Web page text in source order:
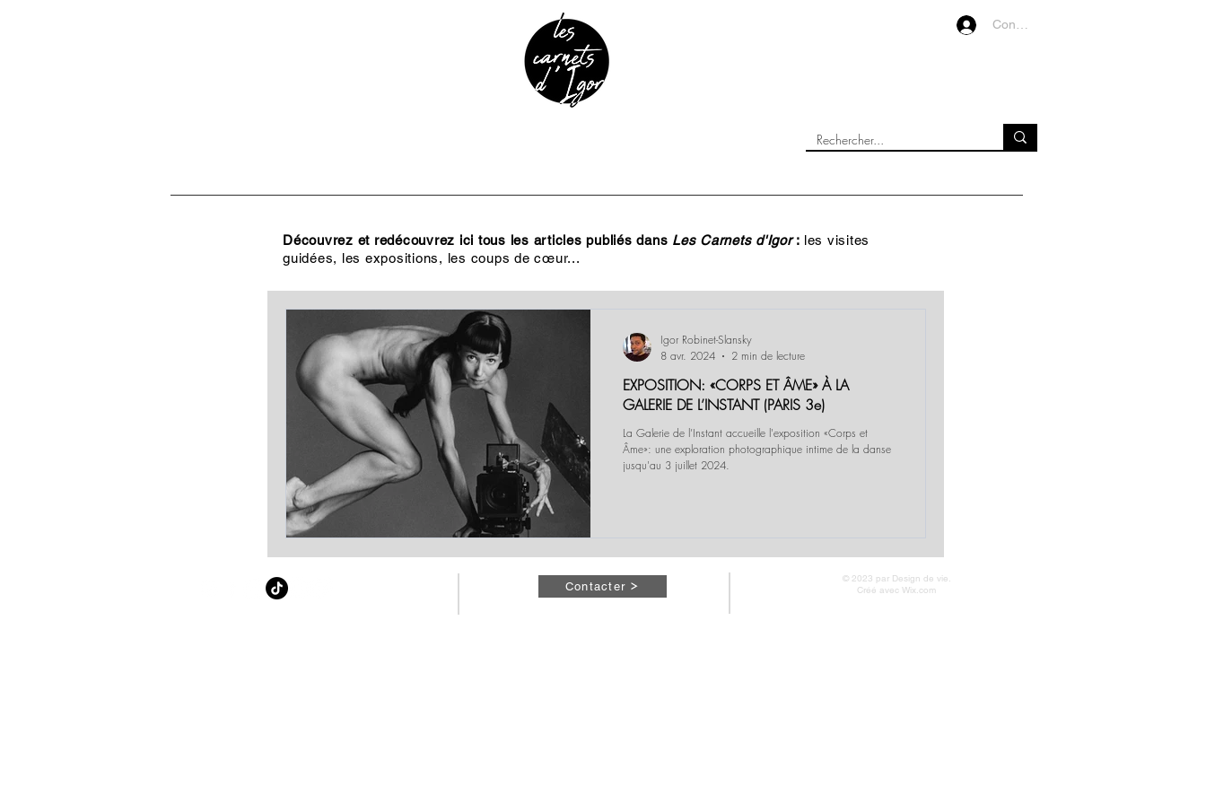
Connexion
Découvrez et redécouvrez ici tous les articles publiés dans Les Carnets d'Igor: les visites
guidées, les expositions, les coups de cœur...
EXPOSITION: «CORPS ET ÂME» À LA
GALERIE DE L’INSTANT (PARIS 3e)
La Galerie de l’Instant accueille l'exposition «Corps et
Âme»: une exploration photographique intime de la danse
jusqu'au 3 juillet 2024.
Igor Robinet-Slansky
8 avr. 2024
2 min de lecture
Contacter
© 2023 par Design de vie.
Créé avec Wix.com